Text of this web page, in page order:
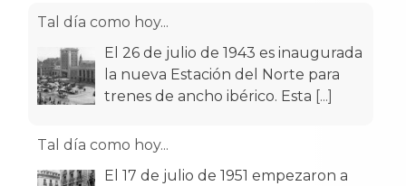
Tal día como hoy...
El 26 de julio de 1943 es inaugurada
la nueva Estación del Norte para
trenes de ancho ibérico. Esta [...]
Tal día como hoy...
El 17 de julio de 1951 empezaron a